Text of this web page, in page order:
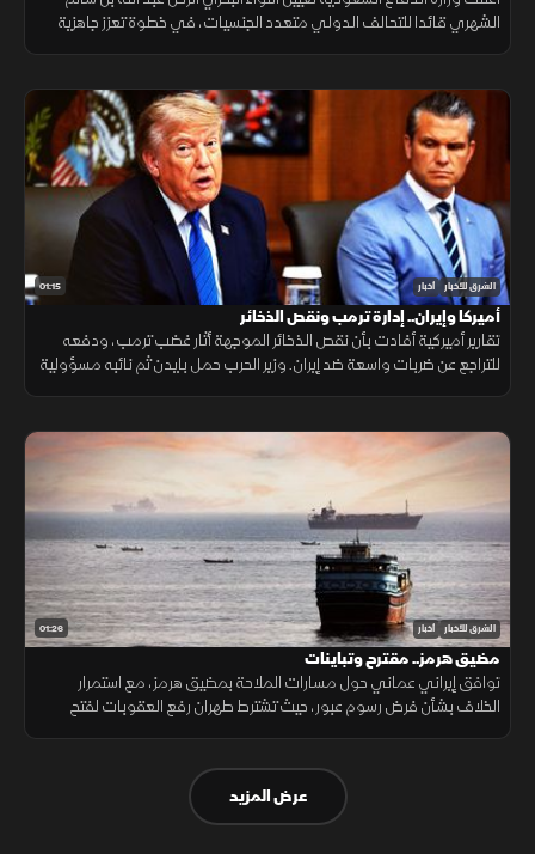
الشهري قائدا للتحالف الدولي متعدد الجنسيات، في خطوة تعزز جاهزية
01:15 الشرق للأخبار أخبار
أميركا وإيران.. إدارة ترمب ونقص الذخائر
تقارير أميركية أفادت بأن نقص الذخائر الموجهة أثار غضب ترمب، ودفعه
للتراجع عن ضربات واسعة ضد إيران. وزير الحرب حمل بايدن ثم نائبه مسؤولية
01:26 الشرق للأخبار أخبار
مضيق هرمز.. مقترح وتباينات
توافق إيراني عماني حول مسارات الملاحة بمضيق هرمز، مع استمرار
الخلاف بشأن فرض رسوم عبور، حيث تشترط طهران رفع العقوبات لفتح
عرض المزيد